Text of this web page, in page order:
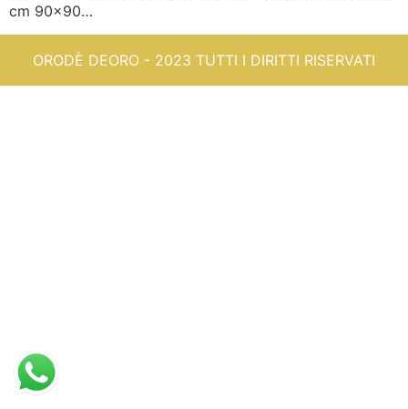
cm 90×90…
ORODÈ DEORO - 2023 TUTTI I DIRITTI RISERVATI